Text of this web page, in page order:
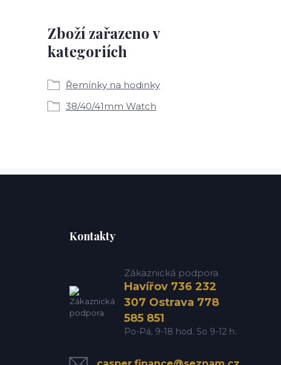
Zboží zařazeno v
kategoriích
Řemínky na hodinky
38/40/41mm Watch
Kontakty
Zákaznická podpora
Havířov 736 232
307 Ostrava 778
585 851
Po-Pá, 9-18 hod. So 9-12 h.